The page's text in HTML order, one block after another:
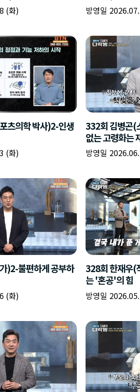
책
갈
입
이름
시간
구
간
복
력
이름
시작시간
종료시간
플
레
리
트
추
가
이름
주소
이미지
확인